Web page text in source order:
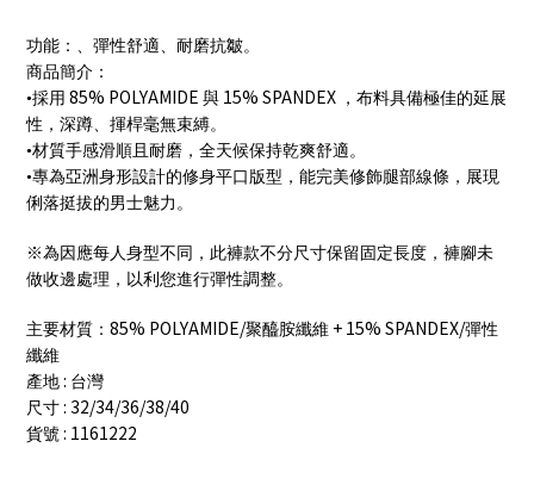
功能：、彈性舒適、耐磨抗皺。
商品簡介：
•採用 85% POLYAMIDE 與 15% SPANDEX ，布料具備極佳的延展
性，深蹲、揮桿毫無束縛。
•材質手感滑順且耐磨，全天候保持乾爽舒適。
•專為亞洲身形設計的修身平口版型，能完美修飾腿部線條，展現
俐落挺拔的男士魅力。
※為因應每人身型不同，此褲款不分尺寸保留固定長度，褲腳未
做收邊處理，以利您進行彈性調整。
主要材質： 85% POLYAMIDE/聚醯胺纖維 + 15% SPANDEX/彈性
纖維
產地 : 台灣
尺寸 : 32/34/36/38/40
貨號 : 1161222